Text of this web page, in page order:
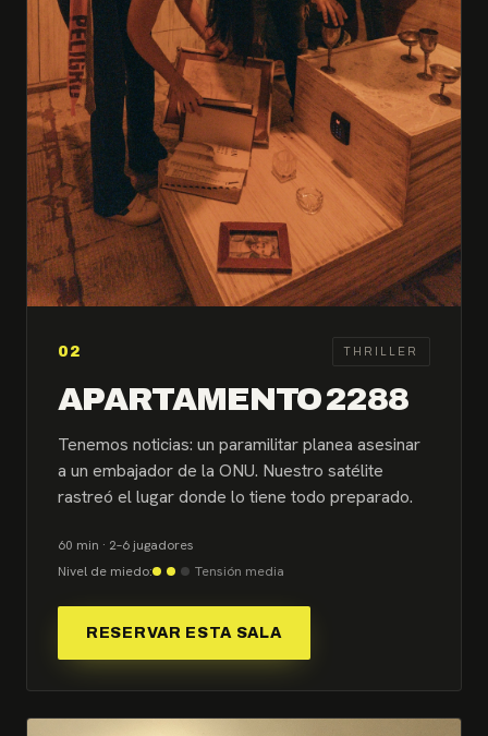
02 THRILLER
APARTAMENTO 2288
Tenemos noticias: un paramilitar planea asesinar
a un embajador de la ONU. Nuestro satélite
rastreó el lugar donde lo tiene todo preparado.
60 min · 2–6 jugadores
Nivel de miedo:
Tensión media
RESERVAR ESTA SALA